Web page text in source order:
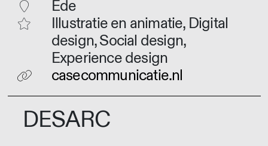
Ede
Illustratie en animatie, Digital
design, Social design,
Experience design
casecommunicatie.nl
DESARC